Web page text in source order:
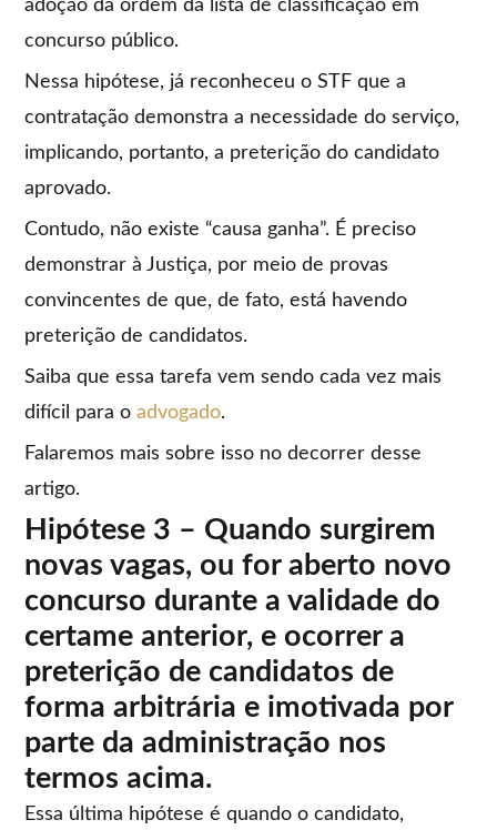
adoção da ordem da lista de classificação em
concurso público.
Nessa hipótese, já reconheceu o STF que a
contratação demonstra a necessidade do serviço,
implicando, portanto, a preterição do candidato
aprovado.
Contudo, não existe “causa ganha”. É preciso
demonstrar à Justiça, por meio de provas
convincentes de que, de fato, está havendo
preterição de candidatos.
Saiba que essa tarefa vem sendo cada vez mais
difícil para oadvogado.
Falaremos mais sobre isso no decorrer desse
artigo.
Hipótese 3 – Quando surgirem
novas vagas, ou for aberto novo
concurso durante a validade do
certame anterior, e ocorrer a
preterição de candidatos de
forma arbitrária e imotivada por
parte da administração nos
termos acima.
Essa última hipótese é quando o candidato,